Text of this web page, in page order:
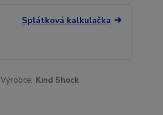
Splátková kalkulačka
Výrobce: Kind Shock